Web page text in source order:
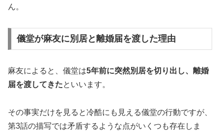
ん。
儀堂が麻友に別居と離婚届を渡した理由
麻友によると、儀堂は5年前に突然別居を切り出し、離婚
届を渡してきたといいます。
その事実だけを見ると冷酷にも見える儀堂の行動ですが、
第3話の描写では矛盾するような点がいくつも存在しま